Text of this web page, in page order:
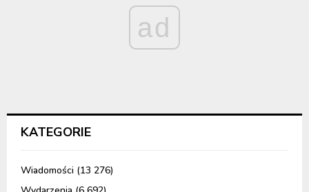
ad
KATEGORIE
Wiadomości (13 276)